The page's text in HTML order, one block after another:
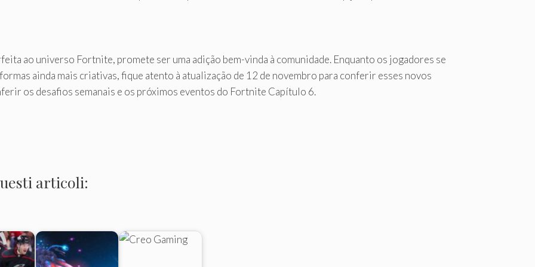
ao universo Fortnite, promete ser uma adição bem-vinda à comunidade. Enquanto os jogadores se
ainda mais criativas, fique atento à atualização de 12 de novembro para conferir esses novos
os desafios semanais e os próximos eventos do Fortnite Capítulo 6.
articoli: